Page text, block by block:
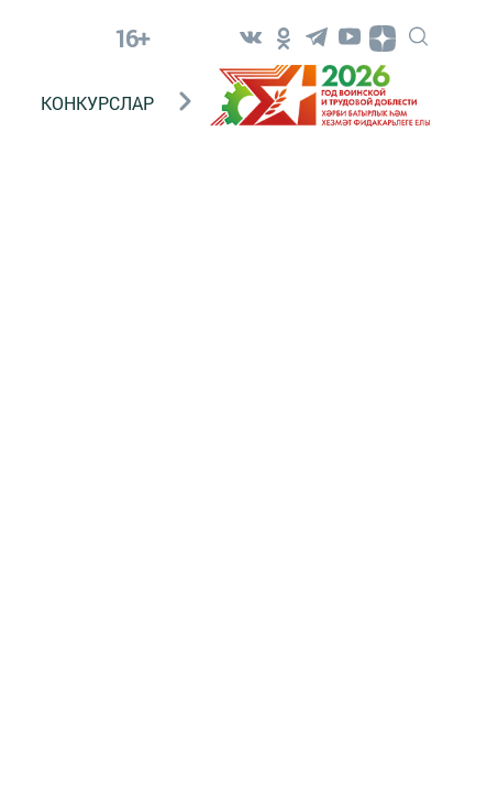
16+
КОНКУРСЛАР ТЕЛЕВИДЕНИЕ